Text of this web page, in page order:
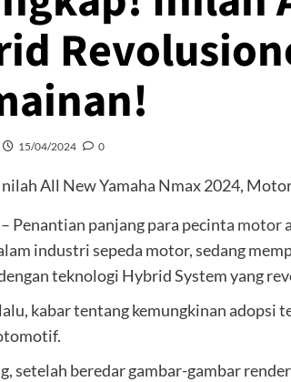
15/04/2024 0
– Penantian panjang para pecinta motor
industri sepeda motor, sedang
teknologi Hybrid System yang
kabar tentang kemungkinan adopsi
setelah beredar gambar-gambar